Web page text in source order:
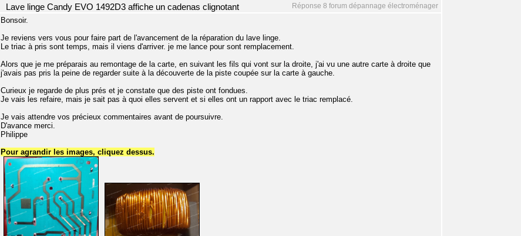
Réponse 8 forum dépannage électroménager
Lave linge Candy EVO 1492D3 affiche un cadenas clignotant
Bonsoir.
Je reviens vers vous pour faire part de l'avancement de la réparation du lave linge.
Le triac à pris sont temps, mais il viens d'arriver. je me lance pour sont remplacement.
Alors que je me préparais au remontage de la carte, en suivant les fils qui vont sur la droite, j'ai vu une autre carte à droite que
j'avais pas pris la peine de regarder suite à la découverte de la piste coupée sur la carte à gauche.
Curieux je regarde de plus prés et je constate que des piste ont fondues.
Je vais les refaire, mais je sait pas à quoi elles servent et si elles ont un rapport avec le triac remplacé.
Je vais attendre vos précieux commentaires avant de poursuivre.
D'avance merci.
Philippe
Pour agrandir les images, cliquez dessus.